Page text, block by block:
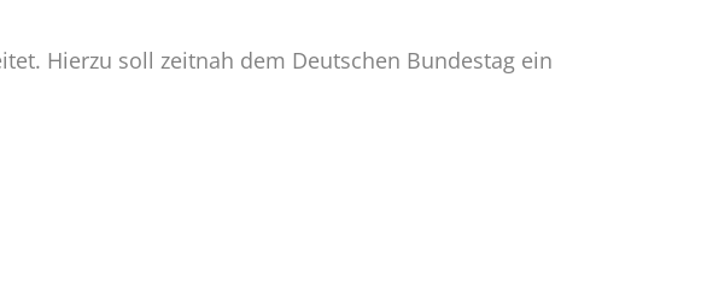
Hierzu soll zeitnah dem Deutschen Bundestag ein